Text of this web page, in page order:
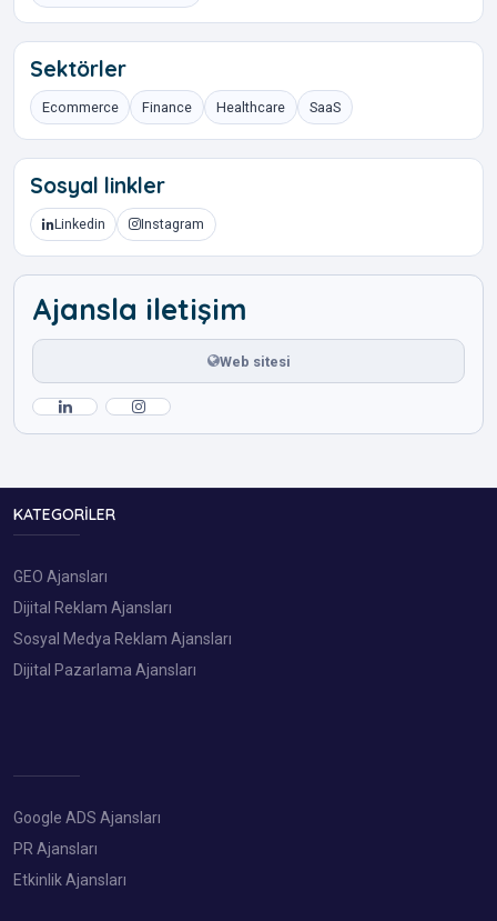
Sektörler
Ecommerce Finance Healthcare SaaS
Sosyal linkler
Linkedin Instagram
Ajansla iletişim
Web sitesi
KATEGORILER
GEO Ajansları
Dijital Reklam Ajansları
Sosyal Medya Reklam Ajansları
Dijital Pazarlama Ajansları
Google ADS Ajansları
PR Ajansları
Etkinlik Ajansları